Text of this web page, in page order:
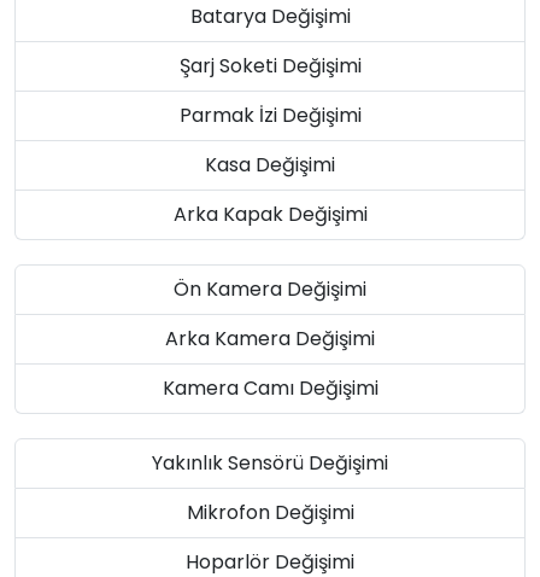
Batarya Değişimi
Şarj Soketi Değişimi
Parmak İzi Değişimi
Kasa Değişimi
Arka Kapak Değişimi
Ön Kamera Değişimi
Arka Kamera Değişimi
Kamera Camı Değişimi
Yakınlık Sensörü Değişimi
Mikrofon Değişimi
Hoparlör Değişimi